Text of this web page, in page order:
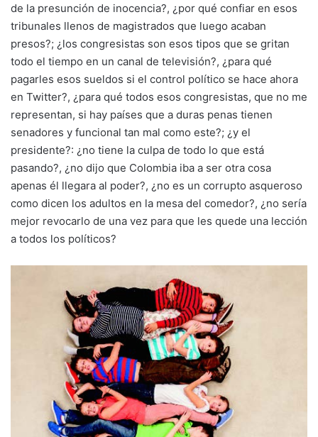
de la presunción de inocencia?, ¿por qué confiar en esos
tribunales llenos de magistrados que luego acaban
presos?; ¿los congresistas son esos tipos que se gritan
todo el tiempo en un canal de televisión?, ¿para qué
pagarles esos sueldos si el control político se hace ahora
en Twitter?, ¿para qué todos esos congresistas, que no me
representan, si hay países que a duras penas tienen
senadores y funcional tan mal como este?; ¿y el
presidente?: ¿no tiene la culpa de todo lo que está
pasando?, ¿no dijo que Colombia iba a ser otra cosa
apenas él llegara al poder?, ¿no es un corrupto asqueroso
como dicen los adultos en la mesa del comedor?, ¿no sería
mejor revocarlo de una vez para que les quede una lección
a todos los políticos?